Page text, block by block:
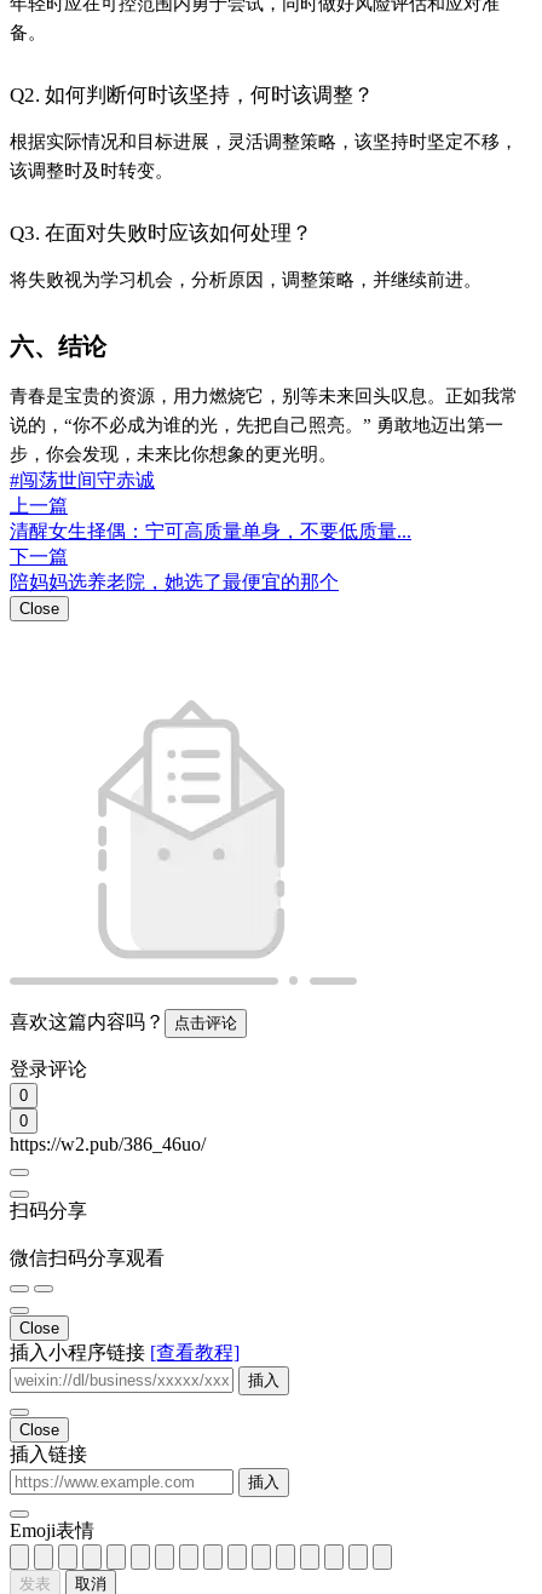
备。
Q2. 如何判断何时该坚持，何时该调整？
根据实际情况和目标进展，灵活调整策略，该坚持时坚定不移，
该调整时及时转变。
Q3. 在面对失败时应该如何处理？
将失败视为学习机会，分析原因，调整策略，并继续前进。
六、结论
青春是宝贵的资源，用力燃烧它，别等未来回头叹息。正如我常
说的，“你不必成为谁的光，先把自己照亮。” 勇敢地迈出第一
步，你会发现，未来比你想象的更光明。
#闯荡世间守赤诚
上一篇
清醒女生择偶：宁可高质量单身，不要低质量...
下一篇
陪妈妈选养老院，她选了最便宜的那个
Close
喜欢这篇内容吗？ 点击评论
登录评论
0
0
https://w2.pub/386_46uo/
扫码分享
微信扫码分享观看
Close
插入小程序链接 [查看教程]
插入
Close
插入链接
插入
Emoji表情
发表 取消